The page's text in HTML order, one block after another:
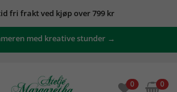
fri frakt ved kjøp over 799 kr
med kreative stunder →
0 0